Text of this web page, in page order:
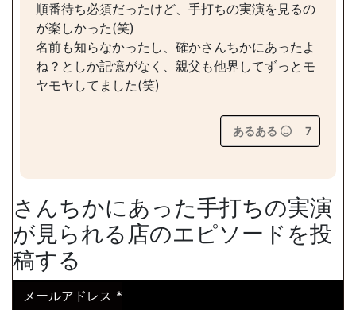
順番待ち必須だったけど、手打ちの実演を見るの
が楽しかった(笑)
名前も知らなかったし、確かさんちかにあったよ
ね？としか記憶がなく、親父も他界してずっとモ
ヤモヤしてました(笑)
あるある 7
さんちかにあった手打ちの実演
が見られる店のエピソードを投
稿する
メールアドレス *